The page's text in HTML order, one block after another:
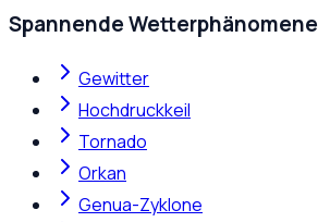
Spannende Wetterphänomene
Gewitter
Hochdruckkeil
Tornado
Orkan
Genua-Zyklone